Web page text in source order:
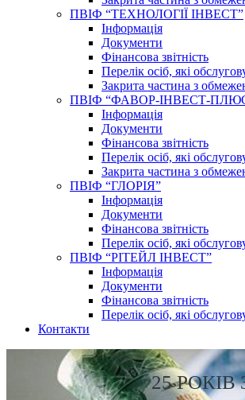
ПВІФ “ТЕХНОЛОГІЇ ІНВЕСТ”
Інформація
Документи
Фінансова звітність
Перелік осіб, які
Закрита частина з
ПВІФ “ФАВОР-ІНВЕСТ-
Інформація
Документи
Фінансова звітність
Перелік осіб, які
Закрита частина з
ПВІФ “ГЛОРІЯ”
Інформація
Документи
Фінансова звітність
Перелік осіб, які
ПВІФ “РІТЕЙЛ ІНВЕСТ”
Інформація
Документи
Фінансова звітність
Перелік осіб, які
Контакти
25